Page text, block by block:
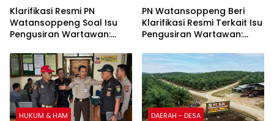
Klarifikasi Resmi PN
Watansoppeng Soal Isu
Pengusiran Wartawan:
Penertiban Fasilitas PTSP
PN Watansoppeng Beri
Klarifikasi Resmi Terkait Isu
Pengusiran Wartawan:
Penertiban Fasilitas PTSP
HUKUM & HAM DAERAH - DESA